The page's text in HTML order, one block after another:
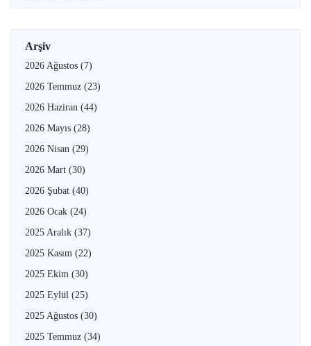
Arşiv
2026 Ağustos (7)
2026 Temmuz (23)
2026 Haziran (44)
2026 Mayıs (28)
2026 Nisan (29)
2026 Mart (30)
2026 Şubat (40)
2026 Ocak (24)
2025 Aralık (37)
2025 Kasım (22)
2025 Ekim (30)
2025 Eylül (25)
2025 Ağustos (30)
2025 Temmuz (34)